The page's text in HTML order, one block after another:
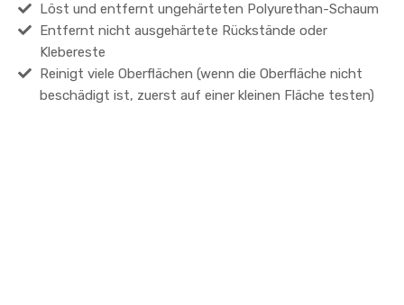
Löst und entfernt ungehärteten Polyurethan-Schaum
Entfernt nicht ausgehärtete Rückstände oder
Klebereste
Reinigt viele Oberflächen (wenn die Oberfläche nicht
beschädigt ist, zuerst auf einer kleinen Fläche testen)